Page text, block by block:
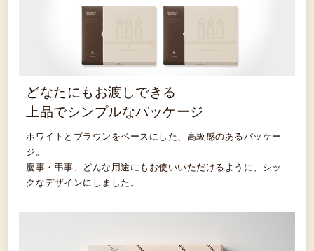
どなたにもお渡しできる
上品でシンプルなパッケージ
ホワイトとブラウンをベースにした、高級感のあるパッケー
ジ。
慶事・弔事、どんな用途にもお使いいただけるように、シッ
クなデザインにしました。